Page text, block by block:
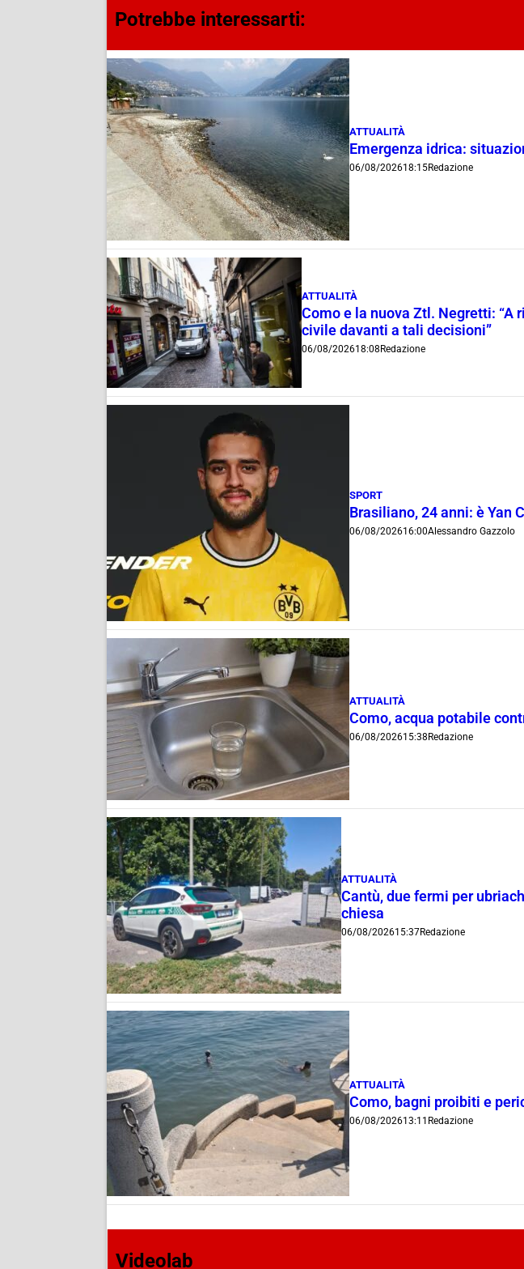
Potrebbe interessarti:
ATTUALITÀ
Emergenza idrica:
06/08/202618:15Redazione
ATTUALITÀ
Como e la nuova Ztl. Negretti: “A
civile davanti a tali decisioni”
06/08/202618:08 Redazione
SPORT
Brasiliano, 24 anni: è Yan
06/08/202616:00Alessandro Gazzolo
ATTUALITÀ
Como, acqua potabile
06/08/202615:38 Redazione
ATTUALITÀ
Cantù, due fermi per
chiesa
06/08/202615:37Redazione
ATTUALITÀ
Como, bagni proibiti e
06/08/202613:11 Redazione
Videolab